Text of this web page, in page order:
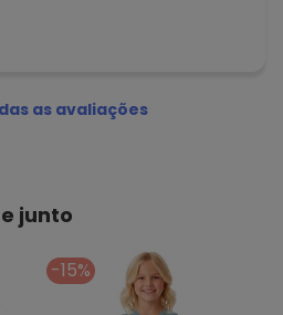
as avaliações
junto
-15%